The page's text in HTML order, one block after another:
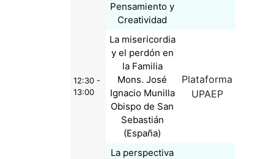
Pensamiento y
Creatividad
12:30 -
13:00
La misericordia
y el perdón en
la Familia
Mons. José
Ignacio Munilla
Obispo de San
Sebastián
(España)
Plataforma
UPAEP
La perspectiva